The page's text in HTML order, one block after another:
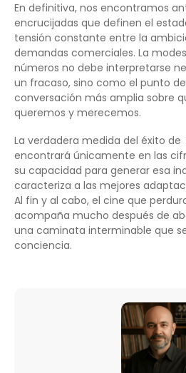
En definitiva, nos encontramos
encrucijadas que definen el
tensión constante entre la
demandas comerciales. La
números no debe interpretarse
un fracaso, sino como el punto
conversación más amplia sobre
queremos y merecemos.
La verdadera medida del éxito de
encontrará únicamente en las
su capacidad para generar esa
caracteriza a las mejores
Al fin y al cabo, el cine que
acompaña mucho después de
una caminata interminable que
conciencia.